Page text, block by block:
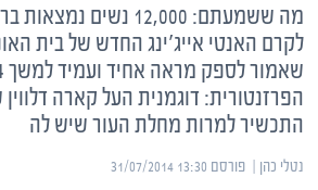
מה ששמעתם: 12,000
לקרם האנטי אייג'ינג החדש של בית
הפרזנטורית: דוגמנית העל קארה
התכשיר למרות מחלת העור שיש לה
נטלי כהן | ‏פורסם ‎31/07/2014 13:30